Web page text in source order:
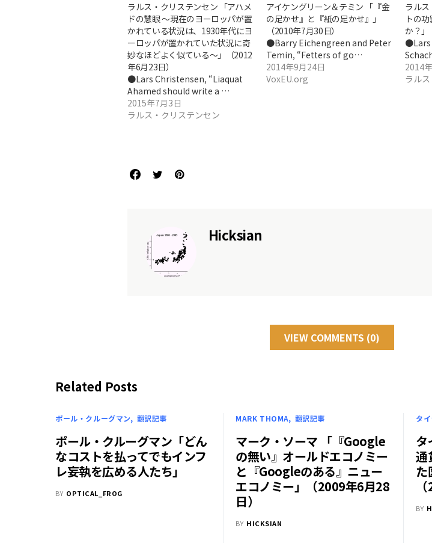
ラルス・クリステンセン 「アハメ
ドの慧眼 ～現在のヨーロッパが置
かれている状況は、1930年代にヨ
ーロッパが置かれていた状況に奇
妙なほどよく似ている～」（2012
年6月23日）
●Lars Christensen, “Liaquat
Ahamed should write a …
2015年7月3日
ラルス・クリステンセン
アイケングリーン＆テミン 「『金
の足かせ』と『紙の足かせ』」
（2010年7月30日）
●Barry Eichengreen and Peter
Temin, “Fetters of go…
2014年9月24日
VoxEU.org
ラル
トの
か？」
●Lars
2014
ラル
Hicksian
VIEW COMMENTS (0)
Related Posts
ポール・クルーグマン 翻訳記事
ポール・クルーグマン「どん
なコストを払ってでもインフ
レ妄執を広める人たち」
BY OPTICAL_FROG
MARK THOMA 翻訳記事
マーク・ソーマ 「『Google
の無い』オールドエコノミー
と『Googleのある』ニュー
エコノミー」（2009年6月28
日）
BY HICKSIAN
タ
タ
通
た
BY